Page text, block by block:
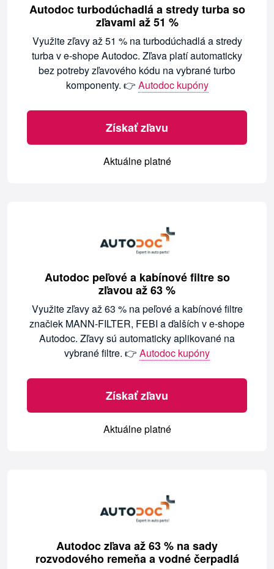
Autodoc turbodúchadlá a stredy turba so
zľavami až 51 %
Využite zľavy až 51 % na turbodúchadlá a stredy
turba v e-shope Autodoc. Zľava platí automaticky
bez potreby zľavového kódu na vybrané turbo
komponenty. 👉 Autodoc kupóny
Získať zľavu
Aktuálne platné
Autodoc peľové a kabínové filtre so
zľavou až 63 %
Využite zľavy až 63 % na peľové a kabínové filtre
značiek MANN-FILTER, FEBI a ďalších v e-shope
Autodoc. Zľavy sú automaticky aplikované na
vybrané filtre. 👉 Autodoc kupóny
Získať zľavu
Aktuálne platné
Autodoc zľava až 63 % na sady
rozvodového remeňa a vodné čerpadlá